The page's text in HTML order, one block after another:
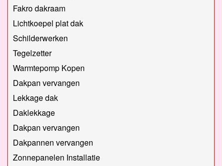
Fakro dakraam
Lichtkoepel plat dak
Schilderwerken
Tegelzetter
Warmtepomp Kopen
Dakpan vervangen
Lekkage dak
Daklekkage
Dakpan vervangen
Dakpannen vervangen
Zonnepanelen Installatie